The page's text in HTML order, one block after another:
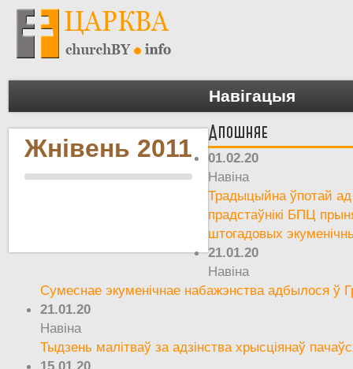
Навігацыя
Жнівень 2011
Апошняе
01.02.20
Навіна
Традыцыйна ўпотай ад
прадстаўнікі БПЦ
штогадовых
21.01.20
Навіна
Сумеснае экуменічнае набажэнства адбылося ў
21.01.20
Навіна
Тыдзень малітваў за адзінства хрысціянаў